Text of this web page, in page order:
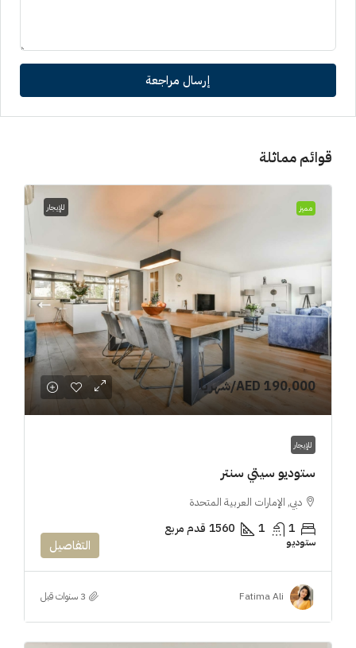
إرسال مراجعة
قوائم مماثلة
مميز للإيجار
AED 190,000/شهريا
للإيجار
ستوديو سيتي سنتر
دبي, الإمارات العربية المتحدة
1
1
1560 قدم مربع
ستوديو التفاصيل
Fatima Ali